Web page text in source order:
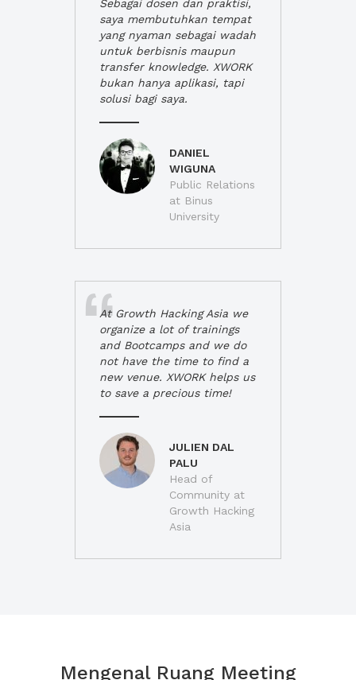
Sebagai dosen dan praktisi,
saya membutuhkan tempat
yang nyaman sebagai wadah
untuk berbisnis maupun
transfer knowledge. XWORK
bukan hanya aplikasi, tapi
solusi bagi saya.
DANIEL
WIGUNA
Public Relations
at Binus
University
At Growth Hacking Asia we
organize a lot of trainings
and Bootcamps and we do
not have the time to find a
new venue. XWORK helps us
to save a precious time!
JULIEN DAL
PALU
Head of
Community at
Growth Hacking
Asia
Mengenal Ruang Meeting